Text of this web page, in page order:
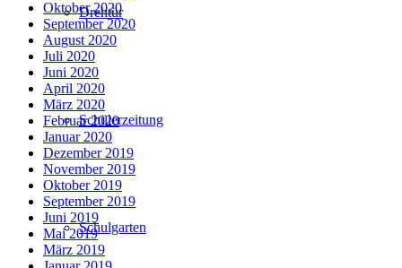
Drehtür
Schülerzeitung
Schulgarten
Oktober 2020
September 2020
August 2020
Juli 2020
Juni 2020
April 2020
März 2020
Februar 2020
Januar 2020
Dezember 2019
November 2019
Oktober 2019
September 2019
Juni 2019
Mai 2019
März 2019